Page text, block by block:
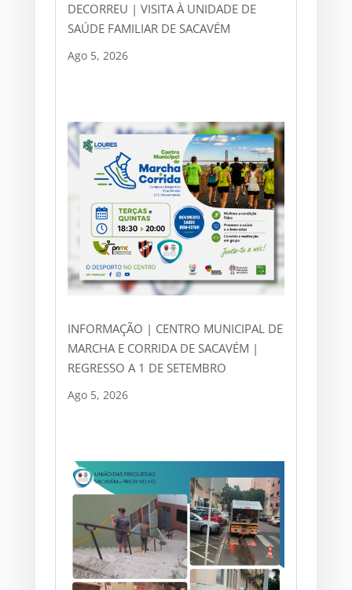
DECORREU | VISITA À UNIDADE DE
SAÚDE FAMILIAR DE SACAVÉM
Ago 5, 2026
INFORMAÇÃO | CENTRO MUNICIPAL DE
MARCHA E CORRIDA DE SACAVÉM |
REGRESSO A 1 DE SETEMBRO
Ago 5, 2026